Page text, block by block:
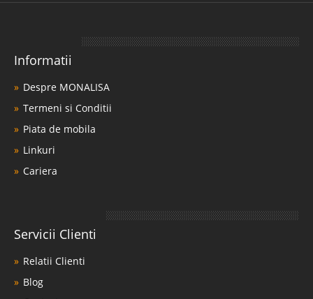
Informatii
Despre MONALISA
Termeni si Conditii
Piata de mobila
Linkuri
Cariera
Servicii Clienti
Relatii Clienti
Blog